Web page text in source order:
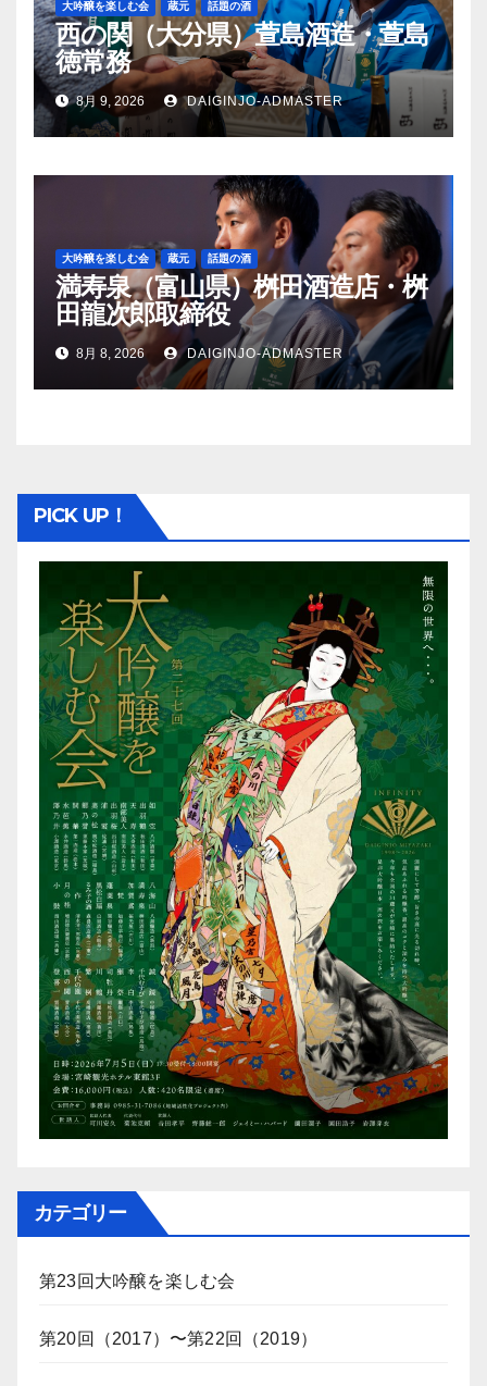
大吟醸を楽しむ会 蔵元 話題の酒
西の関（大分県）萱島酒造・萱島
徳常務
8月 9, 2026 DAIGINJO-ADMASTER
大吟醸を楽しむ会 蔵元 話題の酒
満寿泉（富山県）桝田酒造店・桝
田龍次郎取締役
8月 8, 2026 DAIGINJO-ADMASTER
PICK UP！
カテゴリー
第23回大吟醸を楽しむ会
第20回（2017）〜第22回（2019）